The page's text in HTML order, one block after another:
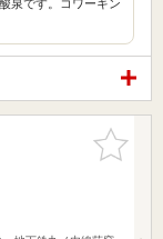
泉です。コワーキン
お気に入
りに追加